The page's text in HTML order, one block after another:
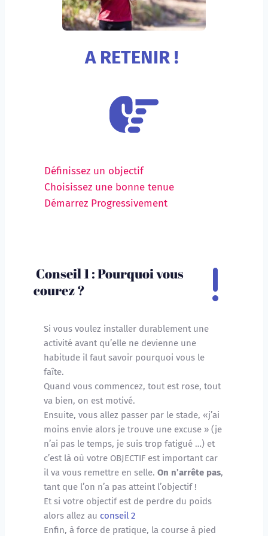
A RETENIR !
Définissez un objectif
Choisissez une bonne tenue
Démarrez Progressivement
Conseil 1 : Pourquoi vous
courez ?
Si vous voulez installer durablement une
activité avant qu’elle ne devienne une
habitude il faut savoir pourquoi vous le
faîte.
Quand vous commencez, tout est rose, tout
va bien, on est motivé.
Ensuite, vous allez passer par le stade, «j’ai
moins envie alors je trouve une excuse » (je
n’ai pas le temps, je suis trop fatigué …) et
c’est là où votre OBJECTIF est important car
il va vous remettre en selle. On n’arrête pas,
tant que l’on n’a pas atteint l’objectif !
Et si votre objectif est de perdre du poids
alors allez au conseil 2
Enfin, à force de pratique, la course à pied